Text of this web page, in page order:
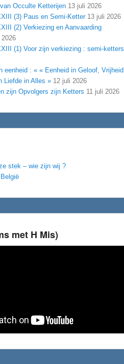
Occulte Ketterijen 13 juli 2026
(3) Paus en Semi-Ketter 13 juli 2026
(2) Verkiezing en Aanvaarding
2026
(1) Voor zijn verkiezing : semi-ketters
eenheid : « « Eenheid in Geloof, Vrijheid
Liefde in Alles » 12 juli 2026
zijn Opvolgers zijn Ketters 11 juli 2026
stek – wie zijn wij ?
met H Mis)